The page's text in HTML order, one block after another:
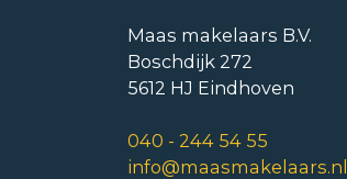
Maas makelaars B.V.
Boschdijk 272
5612 HJ Eindhoven
040 - 244 54 55
info@maasmakelaars.nl